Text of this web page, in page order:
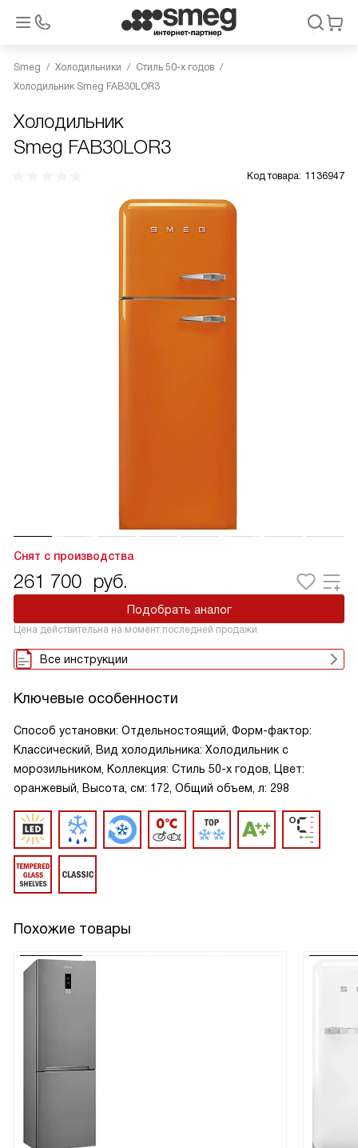
Smeg Холодильники
Стиль 50-х годов
Холодильник Smeg FAB30LOR3
Холодильник
Smeg FAB30LOR3
Код товара: 1136947
Снят с производства
261 700 руб.
Подобрать аналог
Цена действительна на момент последней продажи
Все инструкции
Ключевые особенности
Способ установки: Отдельностоящий, Форм-фактор:
Классический, Вид холодильника: Холодильник с
морозильником, Коллекция: Стиль 50-х годов, Цвет:
оранжевый, Высота, см: 172, Общий объем, л: 298
Похожие товары